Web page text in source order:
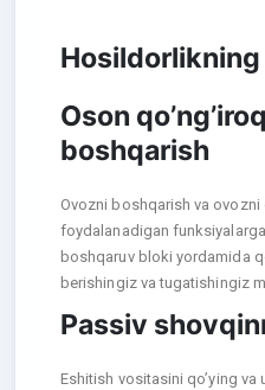
Oson
boshqarish
Ovozni boshqarish va ovozni
foydalanadigan
boshqaruv bloki yordamida
berishingiz va tugatishingiz
Passiv
Eshitish vositasini qo’ying